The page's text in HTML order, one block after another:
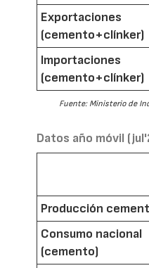
Exportaciones
(cemento+clínker)
Importaciones
(cemento+clínker)
Fuente: Ministerio de
Datos año móvil
Producción
Consumo nacional
(cemento)